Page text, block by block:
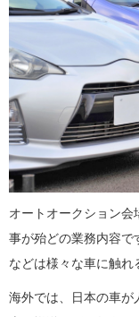
オートオークション
事が殆どの業務内容で
などは様々な車に触れ
海外では、日本の車が